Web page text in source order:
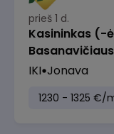
prieš 1 d.
Kasininkas (-
IKI Jonava
1230 - 1325 €/